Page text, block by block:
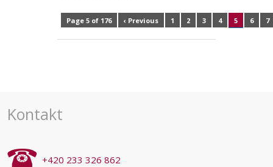
Page 5 of 176 ‹ Previous 1 2 3 4 5 6 7
Kontakt
+420 233 326 862